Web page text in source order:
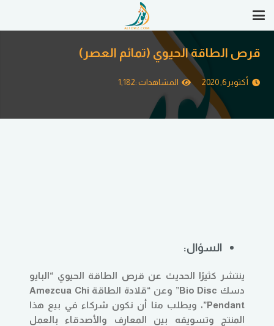
قرص الطاقة الحيوي (تمائم العصر)
أكتوبر 6, 2020 المشاهدات :1,182
السؤال:
ينتشر كثيرًا الحديث عن قرص الطاقة الحيوي “البايو
دسك Bio Disc” وعن “
قلادة الطاقة Amezcua Chi
Pendant”، ويطلب منا أن نكون شركاء في بيع هذا
المنتج وتسويقه بين المعارف والأصدقاء بالعمل